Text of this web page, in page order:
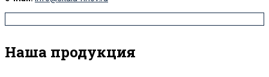
Наша продукция